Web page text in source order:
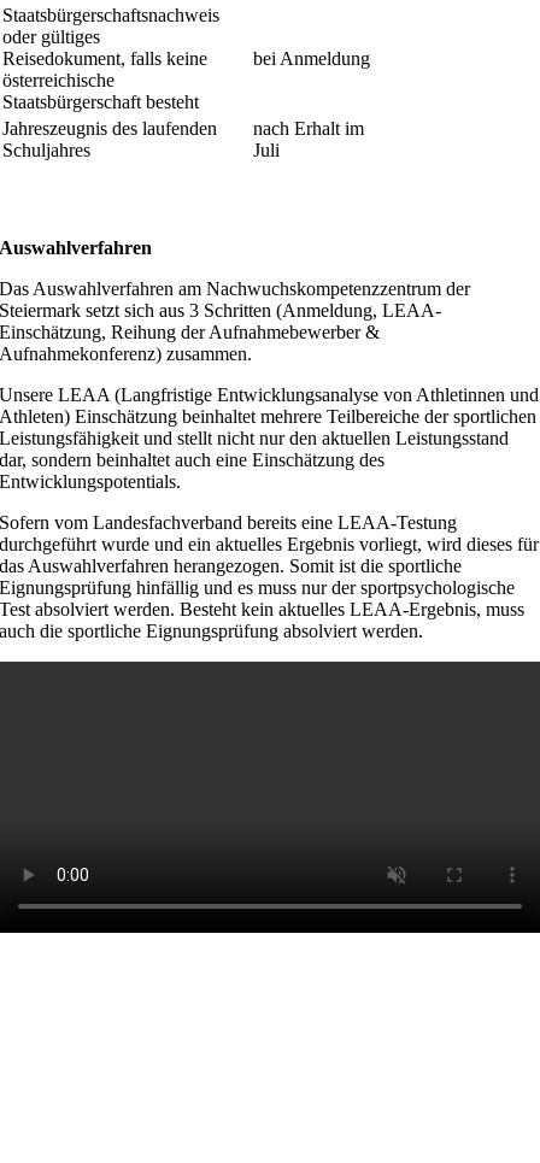
Staatsbürgerschaftsnachweis
oder gültiges
Reisedokument, falls keine
österreichische
Staatsbürgerschaft besteht
bei Anmeldung
Jahreszeugnis des laufenden
Schuljahres
nach Erhalt im
Juli
Auswahlverfahren
Das Auswahlverfahren am Nachwuchskompetenzzentrum der
Steiermark setzt sich aus 3 Schritten (Anmeldung, LEAA-
Einschätzung, Reihung der Aufnahmebewerber &
Aufnahmekonferenz) zusammen.
Unsere LEAA (Langfristige Entwicklungsanalyse von Athletinnen und
Athleten) Einschätzung beinhaltet mehrere Teilbereiche der sportlichen
Leistungsfähigkeit und stellt nicht nur den aktuellen Leistungsstand
dar, sondern beinhaltet auch eine Einschätzung des
Entwicklungspotentials.
Sofern vom Landesfachverband bereits eine LEAA-Testung
durchgeführt wurde und ein aktuelles Ergebnis vorliegt, wird dieses für
das Auswahlverfahren herangezogen. Somit ist die sportliche
Eignungsprüfung hinfällig und es muss nur der sportpsychologische
Test absolviert werden. Besteht kein aktuelles LEAA-Ergebnis, muss
auch die sportliche Eignungsprüfung absolviert werden.